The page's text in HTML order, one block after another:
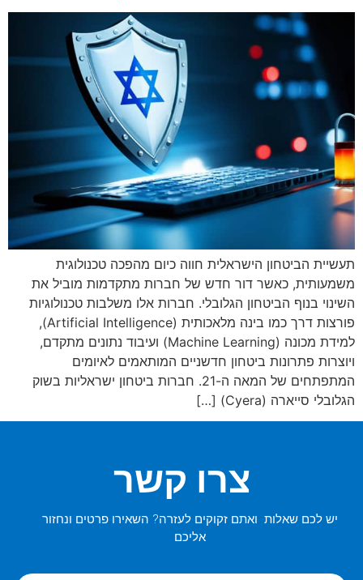
תעשיית הביטחון הישראלית חווה כיום מהפכה טכנולוגית
משמעותית, כאשר דור חדש של חברות מתקדמות מוביל את
השינוי בנוף הביטחון הגלובלי. חברות אלו משלבות טכנולוגיות
פורצות דרך כמו בינה מלאכותית (Artificial Intelligence),
למידת מכונה (Machine Learning) ועיבוד נתונים מתקדם,
ויוצרות פתרונות ביטחון חדשניים המותאמים לאיומים
המתפתחים של המאה ה-21. חברות ביטחון ישראליות בשוק
הגלובלי סייארה (Cyera) […]
צרו קשר
יש לכם שאלות ואתם זקוקים לעזרה? השאירו פרטים ונחזור
אליכם